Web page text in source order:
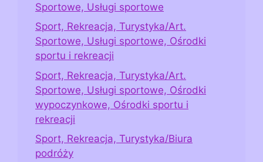
Sportowe, Usługi sportowe
Sport, Rekreacja, Turystyka/Art.
Sportowe, Usługi sportowe, Ośrodki
sportu i rekreacji
Sport, Rekreacja, Turystyka/Art.
Sportowe, Usługi sportowe, Ośrodki
wypoczynkowe, Ośrodki sportu i
rekreacji
Sport, Rekreacja, Turystyka/Biura
podróży